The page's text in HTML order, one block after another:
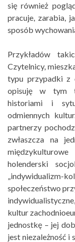
się również
pracuje, zarabia,
sposób
Przykładów
Czytelnicy,
typu przypadki z
opisuję w tym
historiami i
odmiennych
partnerzy
zwłaszcza na
holenderski
„indywidualizm-
społeczeństwo
kultur
jednostkę – jej
jest niezależność i